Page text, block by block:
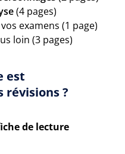
(4 pages)
examens (1 page)
loin (3 pages)
est
révisions ?
de lecture